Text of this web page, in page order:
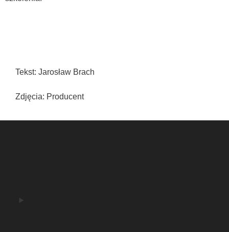
Tekst: Jarosław Brach
Zdjęcia: Producent